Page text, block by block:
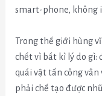
smart-phone, không
Trong thế giới hùng
chết vì bất kì lý do gì:
quái vật tấn công
phải chế tạo được